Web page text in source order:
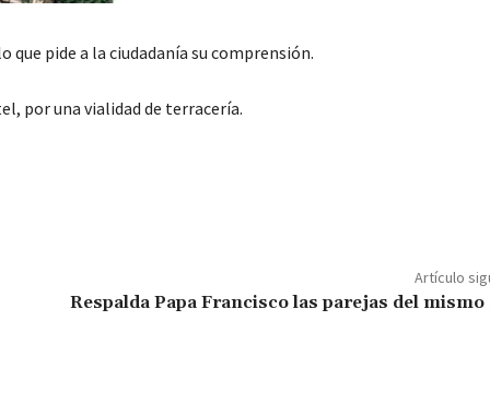
que pide a la ciudadanía su comprensión.
por una vialidad de terracería.
Artículo
Respalda Papa Francisco las parejas del mismo